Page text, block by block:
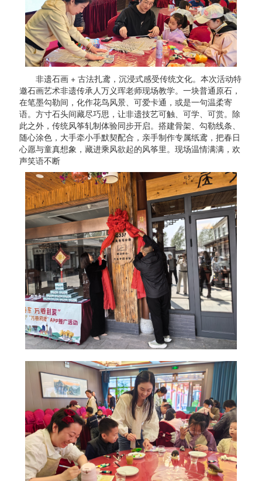
非遗石画 + 古法扎鸢，沉浸式感受传统文化。本次活动特
邀石画艺术非遗传承人万义珲老师现场教学。一块普通原石，
在笔墨勾勒间，化作花鸟风景、可爱卡通，或是一句温柔寄
语。方寸石头间藏尽巧思，让非遗技艺可触、可学、可赏。除
此之外，传统风筝轧制体验同步开启。搭建骨架、勾勒线条、
随心涂色，大手牵小手默契配合，亲手制作专属纸鸢，把春日
心愿与童真想象，藏进乘风欲起的风筝里。现场温情满满，欢
声笑语不断